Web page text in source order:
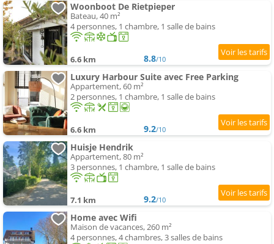
Woonboot De Rietpieper
Bateau, 40 m²
4 personnes, 1 chambre, 1 salle de bains
6.6 km 8.8/10
Luxury Harbour Suite avec Free Parking
Appartement, 60 m²
2 personnes, 1 chambre, 1 salle de bains
6.6 km 9.2/10
Huisje Hendrik
Appartement, 80 m²
3 personnes, 1 chambre, 1 salle de bains
7.1 km 9.2/10
Home avec Wifi
Maison de vacances, 260 m²
4 personnes, 4 chambres, 3 salles de bains